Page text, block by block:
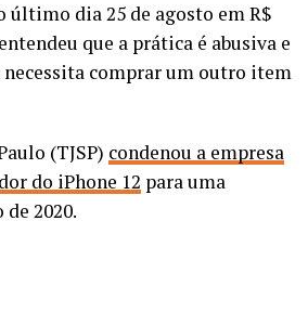
último dia 25 de agosto em R$
que a prática é abusiva e
necessita comprar um outro item
(TJSP) condenou a empresa
do iPhone 12 para uma
2020.